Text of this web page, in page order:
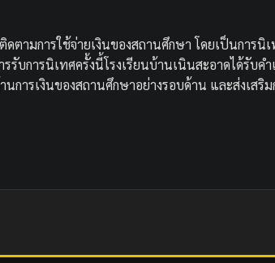
ตามการใช้จ่ายเงินของสถานศึกษา โดยเป็นการนิ
รับการนิเทศครั้งนี้โรงเรียนบ้านเนินสะอาดได้รับ
ารเงินของสถานศึกษาอย่างรอบด้าน และส่งเสริ